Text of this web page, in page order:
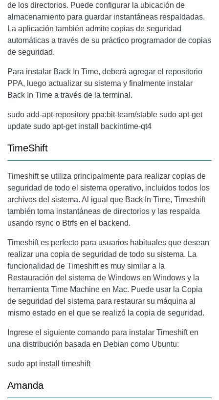
de los directorios. Puede configurar la ubicación de
almacenamiento para guardar instantáneas respaldadas.
La aplicación también admite copias de seguridad
automáticas a través de su práctico programador de copias
de seguridad.
Para instalar Back In Time, deberá agregar el repositorio
PPA, luego actualizar su sistema y finalmente instalar
Back In Time a través de la terminal.
sudo add-apt-repository ppa:bit-team/stable sudo apt-get
update sudo apt-get install backintime-qt4
TimeShift
Timeshift se utiliza principalmente para realizar copias de
seguridad de todo el sistema operativo, incluidos todos los
archivos del sistema. Al igual que Back In Time, Timeshift
también toma instantáneas de directorios y las respalda
usando rsync o Btrfs en el backend.
Timeshift es perfecto para usuarios habituales que desean
realizar una copia de seguridad de todo su sistema. La
funcionalidad de Timeshift es muy similar a la
Restauración del sistema de Windows en Windows y la
herramienta Time Machine en Mac. Puede usar la Copia
de seguridad del sistema para restaurar su máquina al
mismo estado en el que se realizó la copia de seguridad.
Ingrese el siguiente comando para instalar Timeshift en
una distribución basada en Debian como Ubuntu:
sudo apt install timeshift
Amanda